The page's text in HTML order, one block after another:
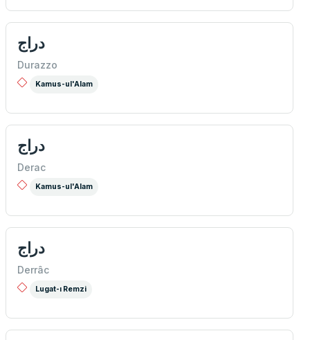
دراج
Durazzo
Kamus-ul'Alam
دراج
Derac
Kamus-ul'Alam
دراج
Derrâc
Lugat-ı Remzi